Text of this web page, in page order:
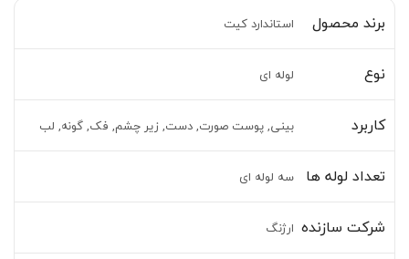
برند محصول استاندارد کیت
نوع لوله ای
کاربرد بینی, پوست صورت, دست, زیر چشم, فک, گونه, لب
تعداد لوله ها سه لوله ای
شرکت سازنده ارژنگ